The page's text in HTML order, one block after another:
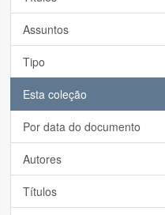
Assuntos
Tipo
Esta coleção
Por data do documento
Autores
Títulos